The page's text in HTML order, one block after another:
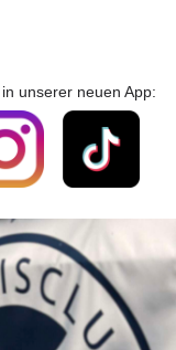
unserer neuen App: